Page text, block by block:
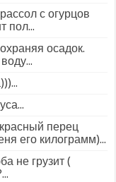
с огурцов
пол...
осадок.
перец
его килограмм)...
не грузит (